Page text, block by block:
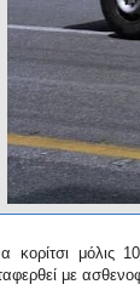
κορίτσι μόλις
με